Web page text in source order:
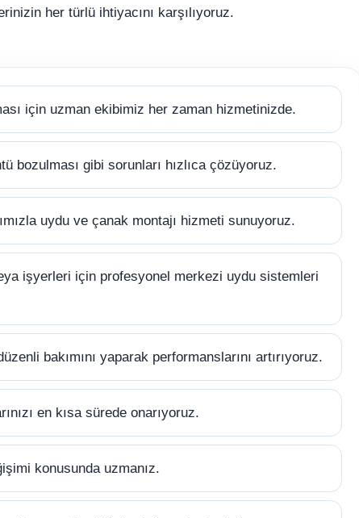
her türlü ihtiyacını karşılıyoruz.
için uzman ekibimiz her zaman hizmetinizde.
bozulması gibi sorunları hızlıca çözüyoruz.
uydu ve çanak montajı hizmeti sunuyoruz.
işyerleri için profesyonel merkezi uydu sistemleri
bakımını yaparak performanslarını artırıyoruz.
en kısa sürede onarıyoruz.
konusunda uzmanız.